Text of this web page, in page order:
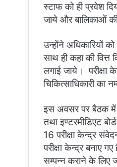
स्टाफ को ही प्रवेश
जाये और बालिकाओं की
उन्होंने अधिकारियों
साथ ही कहा की वित्त
लगाई जाये। परीक्षा
चिकित्साधिकारी का
इस अवसर पर बैठक में
तथा इण्टरमीडिएट
16 परीक्षा केन्द्र
परीक्षा केन्द्र बनाए
सम्पन्न कराने के लिए